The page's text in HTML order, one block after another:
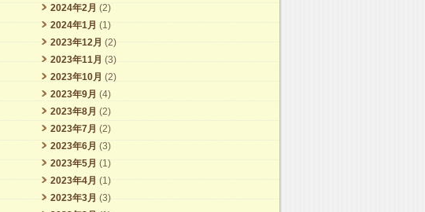
2024年2月 (2)
2024年1月 (1)
2023年12月 (2)
2023年11月 (3)
2023年10月 (2)
2023年9月 (4)
2023年8月 (2)
2023年7月 (2)
2023年6月 (3)
2023年5月 (1)
2023年4月 (1)
2023年3月 (3)